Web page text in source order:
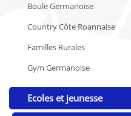
Boule Germanoise
Country Côte Roannaise
Familles Rurales
Gym Germanoise
Ecoles et jeunesse